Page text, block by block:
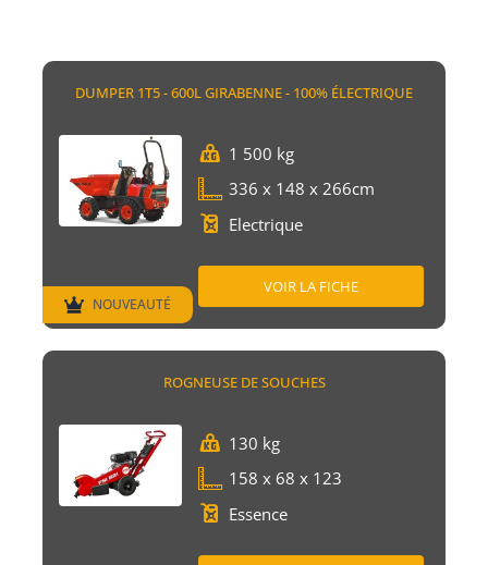
DUMPER 1T5 - 600L GIRABENNE - 100% ÉLECTRIQUE
1 500 kg
336 x 148 x 266cm
Electrique
VOIR LA FICHE
NOUVEAUTÉ
ROGNEUSE DE SOUCHES
130 kg
158 x 68 x 123
Essence